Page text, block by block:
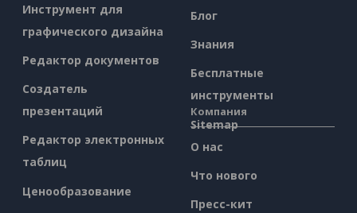
Инструмент для
графического дизайна
Редактор документов
Создатель
презентаций
Редактор электронных
таблиц
Ценообразование
Блог
Знания
Бесплатные
инструменты
Sitemap
Компания
О нас
Что нового
Пресс-кит